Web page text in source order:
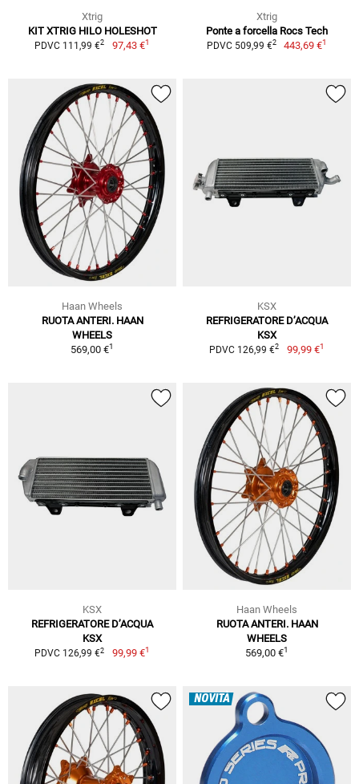
Xtrig
KIT XTRIG HILO HOLESHOT
PDVC 111,99 €2 97,43 €1
Xtrig
Ponte a forcella Rocs Tech
PDVC 509,99 €2 443,69 €1
Haan Wheels
RUOTA ANTERI. HAAN
WHEELS
569,00 €1
KSX
REFRIGERATORE D’ACQUA
KSX
PDVC 126,99 €2 99,99 €1
KSX
REFRIGERATORE D’ACQUA
KSX
PDVC 126,99 €2 99,99 €1
Haan Wheels
RUOTA ANTERI. HAAN
WHEELS
569,00 €1
NOVITÀ